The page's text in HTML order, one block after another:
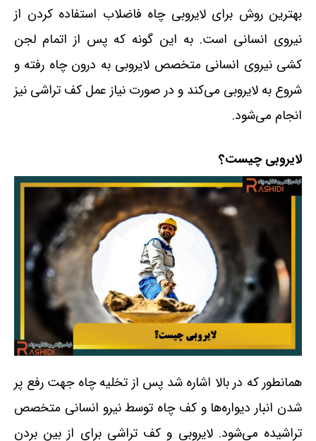
بهترین روش برای لایروبی چاه فاضلاب استفاده کردن از
نیروی انسانی است. به این گونه که پس از اتمام لجن
کشی نیروی انسانی متخصص لایروبی به درون چاه رفته و
شروع به لایروبی می‌کند و در صورت نیاز عمل کف تراشی نیز
انجام می‌شود.
لایروبی چیست؟
همانطور که در بالا اشاره شد پس از تخلیه چاه جهت رفع پر
شدن انبار دیواره‌ها و کف چاه توسط نیرو انسانی متخصص
تراشیده می‌شود. لایروبی و کف تراشی برای از بین بردن